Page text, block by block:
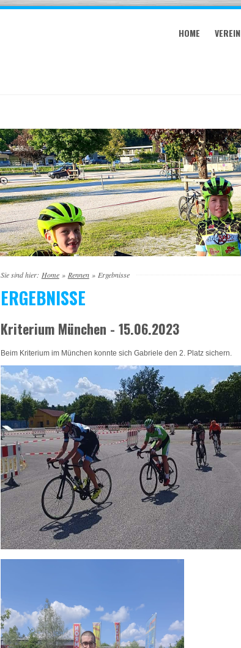
HOME VEREIN
Sie sind hier: Home » Rennen » Ergebnisse
ERGEBNISSE
Kriterium München - 15.06.2023
Beim Kriterium im München konnte sich Gabriele den 2. Platz sichern.